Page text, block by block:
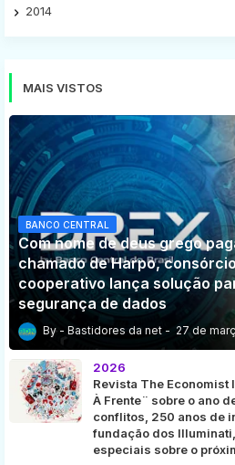
2014
MAIS VISTOS
BANCO CENTRAL
Com nome de deus grego
chamado de Harpo,
cooperativo lança solução
segurança de dados
Bastidores da net 27 de
2026
Revista The Economist
À Frente¨ sobre o ano
conflitos, 250 anos de
fundação dos
especiais sobre o